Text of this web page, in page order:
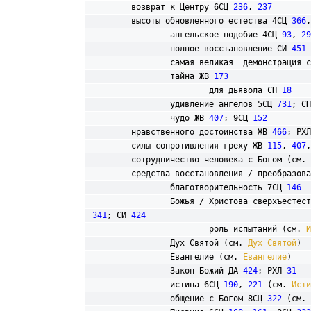
	возврат к Центру 6СЦ
236, 237
	высоты обновленного естества 4СЦ
366
		ангельское подобие 4СЦ
93,
		полное восстановление СИ
451
самая великая
		тайна ЖВ
173
			для дьявола СП
18
		удивление ангелов 5СЦ
731;
		чудо ЖВ
407; 9СЦ 152
	нравственного достоинства ЖВ
466;
	силы сопротивления греху ЖВ
115, 407
	сотрудничество человека с Богом (см.
средства восстановления /
		благотворительность 7СЦ
146
Божья / Христова
341; СИ 424
			роль испытаний (см.
		Дух Святой (см.
Дух Святой)
		Евангелие (см.
Евангелие)
		Закон Божий ДА
424; РХЛ 31
		истина 6СЦ
190, 221 (см.
		общение с Богом 8СЦ
322 (см.